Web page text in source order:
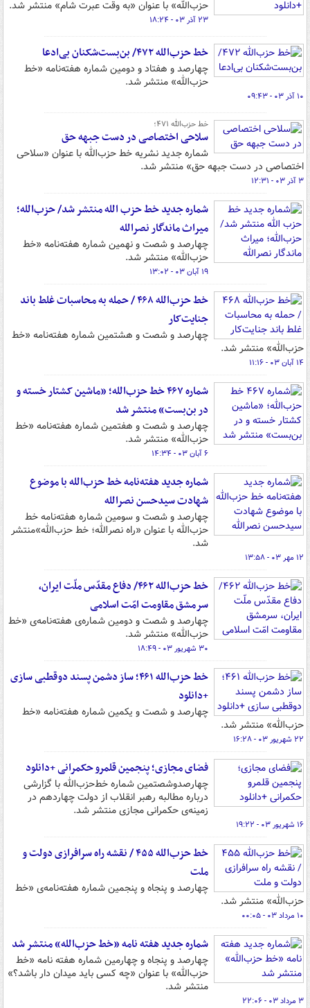
حزب‌الله» با عنوان «به وقت عبرت شام» منتشر شد.
۲۳ آذر ۰۳ - ۱۸:۲۴
خط حزب‌الله ۴۷۲/ بن‌بست‌شکنان بی‌ادعا
چهارصد و هفتاد و دومین شماره هفته‌نامه «خط
حزب‌الله» منتشر شد.
۱۰ آذر ۰۳ - ۰۹:۴۳
خط حزب‌الله ۴۷۱؛
سلاحی اختصاصی در دست جبهه حق
شماره جدید نشریه خط حزب‌الله با عنوان «سلاحی
اختصاصی در دست جبهه حق» منتشر شد.
۳ آذر ۰۳ - ۱۲:۳۱
شماره جدید خط حزب الله منتشر شد/ حزب‌الله؛
میراث ماندگار نصرالله
چهارصد و شصت و نهمین شماره‌ هفته‌نامه‌ «خط
حزب‌الله» منتشر شد.
۱۹ آبان ۰۳ - ۱۳:۰۲
خط حزب‌الله ۴۶۸ / حمله به محاسبات غلط باند
جنایت‌کار
چهارصد و شصت و هشتمین شماره هفته‌نامه «خط
حزب‌الله» منتشر شد.
۱۴ آبان ۰۳ - ۱۱:۱۶
شماره ۴۶۷ خط حزب‌الله؛ «ماشین کشتار خسته و
در بن‌بست» منتشر شد
چهارصد و شصت و هفتمین شماره‌ هفته‌نامه‌ «خط
حزب‌الله» منتشر شد.
۶ آبان ۰۳ - ۱۴:۳۴
شماره جدید هفته‌نامه خط حزب‌الله با موضوع
شهادت سیدحسن نصرالله
چهارصد و شصت و سومین شماره‌ هفته‌نامه‌ خط
حزب‌الله با عنوان «راه نصرالله؛ خط حزب‌الله»منتشر
شد.
۱۲ مهر ۰۳ - ۱۳:۵۸
خط حزب‌الله ۴۶۲/ دفاع مقدّس ملّت ایران،
سرمشق مقاومت امّت اسلامی
چهارصد و شصت و دومین شماره‌ی هفته‌نامه‌ی «خط
حزب‌الله» منتشر شد.
۳۰ شهریور ۰۳ - ۱۸:۴۹
خط حزب‌الله ۴۶۱؛ ساز دشمن‌ پسند دوقطبی سازی
+دانلود
چهارصد و شصت و یکمین شماره‌ هفته‌نامه‌ «خط
حزب‌الله» منتشر شد.
۲۲ شهریور ۰۳ - ۱۶:۲۸
فضای مجازی؛ پنجمین قلمرو حکمرانی +دانلود
چهارصدوشصتمین شماره خط‌حزب‌الله با گزارشی
درباره مطالبه رهبر انقلاب از دولت چهاردهم در
زمینه‌ی حکمرانی مجازی منتشر شد.
۱۶ شهریور ۰۳ - ۱۹:۲۲
خط حزب‌الله ۴۵۵ / نقشه راه سرافرازی دولت و
ملت
چهارصد و پنجاه و پنجمین شماره هفته‌نامه‌ی «خط
حزب‌الله» منتشر شد.
۱۰ مرداد ۰۳ - ۰۰:۰۵
شماره جدید هفته نامه‌ «خط حزب‌الله» منتشر شد
چهارصد و پنجاه و چهارمین شماره هفته نامه‌ «خط
حزب‌الله» با عنوان «چه کسی باید میدان دار باشد؟»
منتشر شد.
۳ مرداد ۰۳ - ۲۲:۰۶